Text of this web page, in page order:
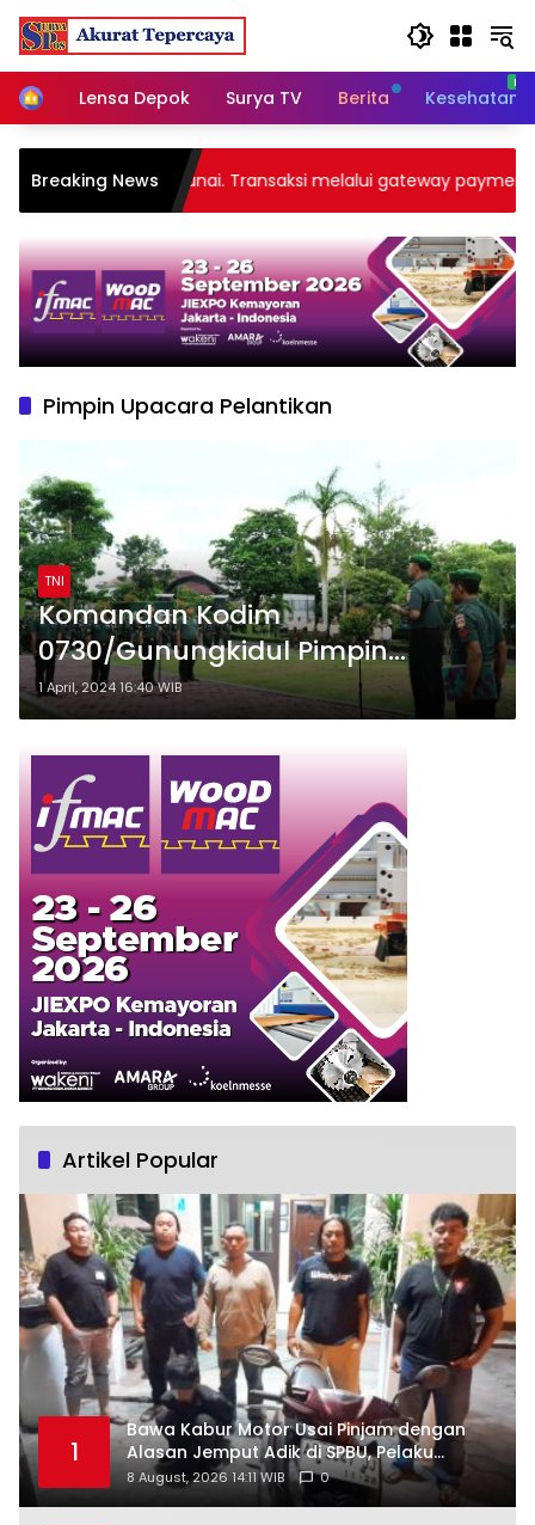
Skip
content
HomeLensa Depok Surya TV Berita Kesehatan
Breaking Newsuang tunai. Transaksi melalui gateway payment
Pimpin Upacara Pelantikan
TNI
Komandan Kodim
0730/Gunungkidul Pimpin
Upacara Pelantikan Kenaikan
Pangkat
1 April, 2024 16:40 WIB
Artikel Popular
1
Bawa Kabur Motor Usai Pinjam dengan
Alasan Jemput Adik di SPBU, Pelaku
Ditangkap Saat COD
8 August, 2026 14:11 WIB 0